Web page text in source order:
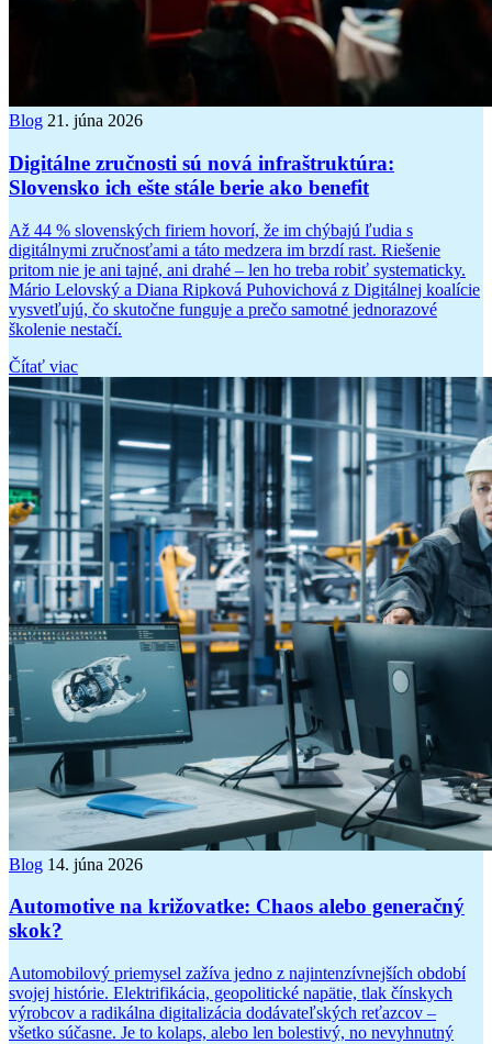
Blog 21. júna 2026
Digitálne zručnosti sú nová infraštruktúra:
Slovensko ich ešte stále berie ako benefit
Až 44 % slovenských firiem hovorí, že im chýbajú ľudia s
digitálnymi zručnosťami a táto medzera im brzdí rast. Riešenie
pritom nie je ani tajné, ani drahé – len ho treba robiť systematicky.
Mário Lelovský a Diana Ripková Puhovichová z Digitálnej koalície
vysvetľujú, čo skutočne funguje a prečo samotné jednorazové
školenie nestačí.
Čítať viac
Blog 14. júna 2026
Automotive na križovatke: Chaos alebo generačný
skok?
Automobilový priemysel zažíva jedno z najintenzívnejších období
svojej histórie. Elektrifikácia, geopolitické napätie, tlak čínskych
výrobcov a radikálna digitalizácia dodávateľských reťazcov –
všetko súčasne. Je to kolaps, alebo len bolestivý, no nevyhnutný